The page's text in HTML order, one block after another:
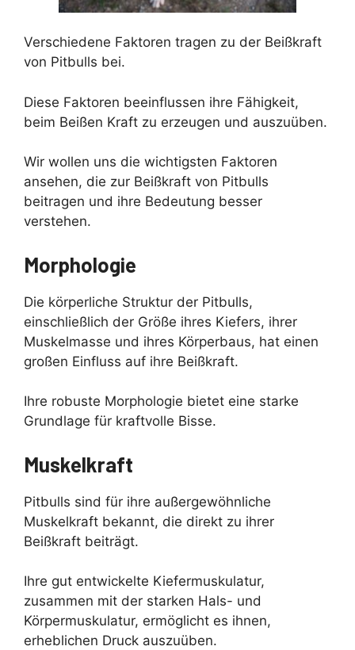
Verschiedene Faktoren tragen zu der Beißkraft
von Pitbulls bei.
Diese Faktoren beeinflussen ihre Fähigkeit,
beim Beißen Kraft zu erzeugen und auszuüben.
Wir wollen uns die wichtigsten Faktoren
ansehen, die zur Beißkraft von Pitbulls
beitragen und ihre Bedeutung besser
verstehen.
Morphologie
Die körperliche Struktur der Pitbulls,
einschließlich der Größe ihres Kiefers, ihrer
Muskelmasse und ihres Körperbaus, hat einen
großen Einfluss auf ihre Beißkraft.
Ihre robuste Morphologie bietet eine starke
Grundlage für kraftvolle Bisse.
Muskelkraft
Pitbulls sind für ihre außergewöhnliche
Muskelkraft bekannt, die direkt zu ihrer
Beißkraft beiträgt.
Ihre gut entwickelte Kiefermuskulatur,
zusammen mit der starken Hals- und
Körpermuskulatur, ermöglicht es ihnen,
erheblichen Druck auszuüben.